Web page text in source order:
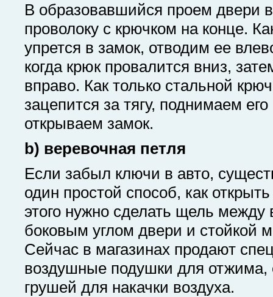
В образовавшийся проем двери
проволоку с крючком на конце.
упрется в замок, отводим ее
когда крюк провалится вниз,
вправо. Как только стальной
зацепится за тягу, поднимаем
открываем замок.
b) веревочная петля
Если забыл ключи в авто,
один простой способ, как
этого нужно сделать щель между
боковым углом двери и стойкой
Сейчас в магазинах продают
воздушные подушки для
грушей для накачки воздуха.